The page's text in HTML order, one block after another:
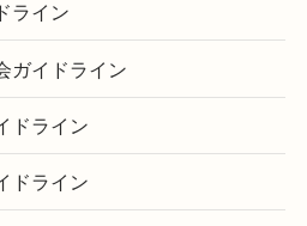
ライン
ガイドライン
ドライン
ドライン